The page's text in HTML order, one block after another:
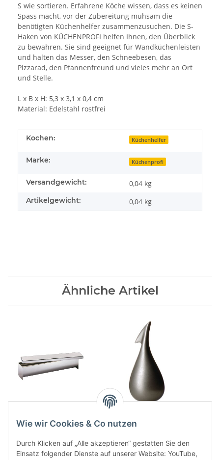
S wie sortieren. Erfahrene Köche wissen, dass es keinen
Spass macht, vor der Zubereitung mühsam die
benötigten Küchenhelfer zusammenzusuchen. Die S-
Haken von KÜCHENPROFI helfen Ihnen, den Überblick
zu bewahren. Sie sind geeignet für Wandküchenleisten
und halten das Messer, den Schneebesen, das
Pizzarad, den Pfannenfreund und vieles mehr an Ort
und Stelle.
L x B x H: 5,3 x 3,1 x 0,4 cm
Material: Edelstahl rostfrei
Kochen: Küchenhelfer
Marke: Küchenprofi
Versandgewicht: 0,04 kg
Artikelgewicht: 0,04 kg
Ähnliche Artikel
38,50 CHF*
32,00 CHF
Wie wir Cookies & Co nutzen
Durch Klicken auf „Alle akzeptieren“ gestatten Sie den
Einsatz folgender Dienste auf unserer Website: YouTube,